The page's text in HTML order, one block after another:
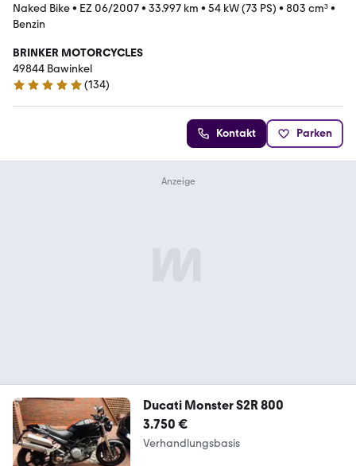
Naked Bike• EZ 06/2007• 33.997 km • 54 kW (73 PS) • 803 cm³•
Benzin
BRINKER MOTORCYCLES
49844 Bawinkel
5 Sterne
(134)
Kontakt Parken
Ducati Monster S2R 800
3.750 €
Verhandlungsbasis